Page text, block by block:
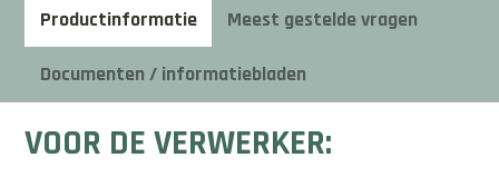
Productinformatie Meest gestelde vragen
Documenten / informatiebladen
VOOR DE VERWERKER: